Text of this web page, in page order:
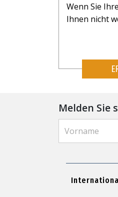
Wenn Sie
Ihnen nicht
Melden Sie